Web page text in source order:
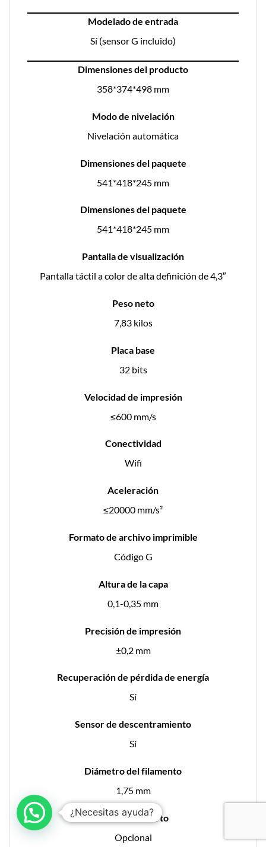
Modelado de entrada
Sí (sensor G incluido)
Dimensiones del producto
358*374*498 mm
Modo de nivelación
Nivelación automática
Dimensiones del paquete
541*418*245 mm
Dimensiones del paquete
541*418*245 mm
Pantalla de visualización
Pantalla táctil a color de alta definición de 4,3″
Peso neto
7,83 kilos
Placa base
32 bits
Velocidad de impresión
≤600 mm/s
Conectividad
Wifi
Aceleración
≤20000 mm/s²
Formato de archivo imprimible
Código G
Altura de la capa
0,1-0,35 mm
Precisión de impresión
±0,2 mm
Recuperación de pérdida de energía
Sí
Sensor de descentramiento
Sí
Diámetro del filamento
1,75 mm
Tienes un cuarto
Opcional
¿Necesitas ayuda?